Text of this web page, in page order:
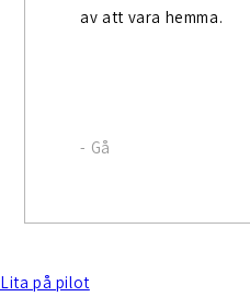
av att vara hemma.
- Gå
Lita på pilot